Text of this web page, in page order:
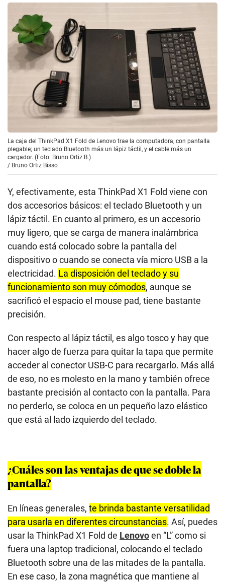
La caja del ThinkPad X1 Fold de Lenovo trae la computadora, con pantalla
plegable; un teclado Bluetooth más un lápiz táctil, y el cable más un
cargador. (Foto: Bruno Ortiz B.)
/ Bruno Ortiz Bisso
Y, efectivamente, esta ThinkPad X1 Fold viene con
dos accesorios básicos: el teclado Bluetooth y un
lápiz táctil. En cuanto al primero, es un accesorio
muy ligero, que se carga de manera inalámbrica
cuando está colocado sobre la pantalla del
dispositivo o cuando se conecta vía micro USB a la
electricidad. La disposición del teclado y su
funcionamiento son muy cómodos, aunque se
sacrificó el espacio el mouse pad, tiene bastante
precisión.
Con respecto al lápiz táctil, es algo tosco y hay que
hacer algo de fuerza para quitar la tapa que permite
acceder al conector USB-C para recargarlo. Más allá
de eso, no es molesto en la mano y también ofrece
bastante precisión al contacto con la pantalla. Para
no perderlo, se coloca en un pequeño lazo elástico
que está al lado izquierdo del teclado.
¿Cuáles son las ventajas de que se doble la
pantalla?
En líneas generales, te brinda bastante versatilidad
para usarla en diferentes circunstancias. Así, puedes
usar la ThinkPad X1 Fold de Lenovoen “L” como si
fuera una laptop tradicional, colocando el teclado
Bluetooth sobre una de las mitades de la pantalla.
En ese caso, la zona magnética que mantiene al